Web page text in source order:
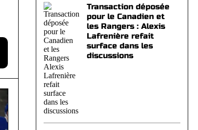
Transaction déposée
pour le Canadien et
les Rangers : Alexis
Lafrenière refait
surface dans les
discussions